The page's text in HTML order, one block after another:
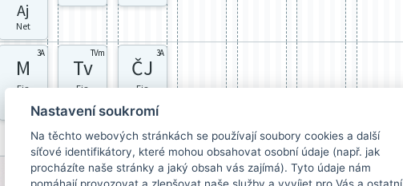
Aj
Net
3A
M
Fia
TVm
Tv
Fia
3A
ČJ
Fia
Nastavení soukromí
Na těchto webových stránkách se používají soubory cookies a další
síťové identifikátory, které mohou obsahovat osobní údaje (např. jak
procházíte naše stránky a jaký obsah vás zajímá). Tyto údaje nám